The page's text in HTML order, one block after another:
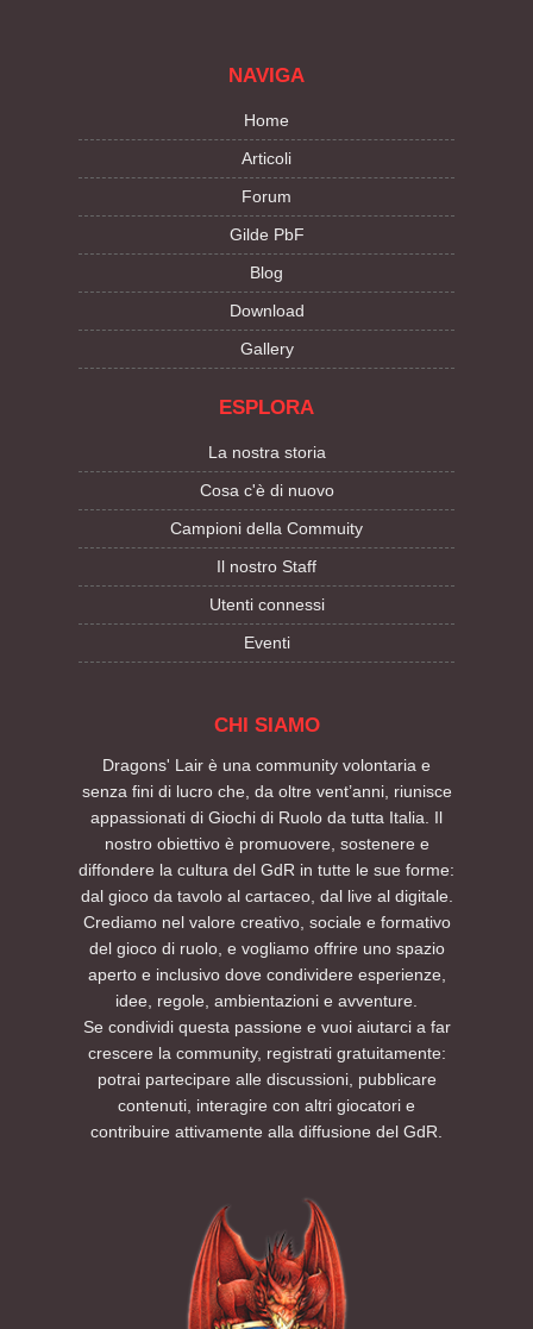
NAVIGA
Home
Articoli
Forum
Gilde PbF
Blog
Download
Gallery
ESPLORA
La nostra storia
Cosa c'è di nuovo
Campioni della Commuity
Il nostro Staff
Utenti connessi
Eventi
CHI SIAMO
Dragons' Lair è una community volontaria e
senza fini di lucro che, da oltre vent’anni, riunisce
appassionati di Giochi di Ruolo da tutta Italia. Il
nostro obiettivo è promuovere, sostenere e
diffondere la cultura del GdR in tutte le sue forme:
dal gioco da tavolo al cartaceo, dal live al digitale.
Crediamo nel valore creativo, sociale e formativo
del gioco di ruolo, e vogliamo offrire uno spazio
aperto e inclusivo dove condividere esperienze,
idee, regole, ambientazioni e avventure.
Se condividi questa passione e vuoi aiutarci a far
crescere la community, registrati gratuitamente:
potrai partecipare alle discussioni, pubblicare
contenuti, interagire con altri giocatori e
contribuire attivamente alla diffusione del GdR.